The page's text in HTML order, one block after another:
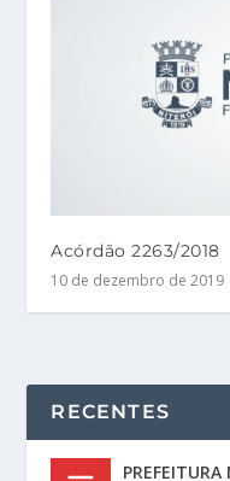
Acórdão 2263/2018
10 de dezembro de 2019
RECENTES